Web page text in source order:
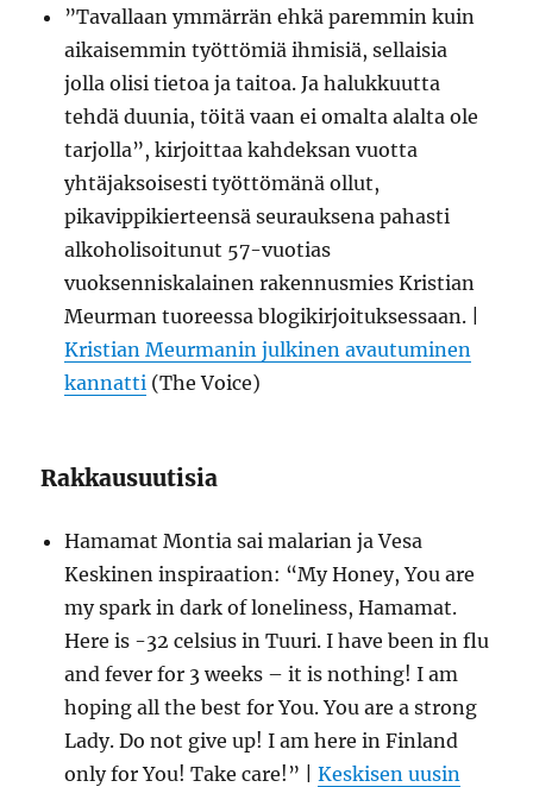
”Tavallaan ymmärrän ehkä paremmin kuin
aikaisemmin työttömiä ihmisiä, sellaisia
jolla olisi tietoa ja taitoa. Ja halukkuutta
tehdä duunia, töitä vaan ei omalta alalta ole
tarjolla”, kirjoittaa kahdeksan vuotta
yhtäjaksoisesti työttömänä ollut,
pikavippikierteensä seurauksena pahasti
alkoholisoitunut 57-vuotias
vuoksenniskalainen rakennusmies Kristian
Meurman tuoreessa blogikirjoituksessaan. |
Kristian Meurmanin julkinen avautuminen
kannatti (The Voice)
Rakkausuutisia
Hamamat Montia sai malarian ja Vesa
Keskinen inspiraation: “My Honey, You are
my spark in dark of loneliness, Hamamat.
Here is -32 celsius in Tuuri. I have been in flu
and fever for 3 weeks – it is nothing! I am
hoping all the best for You. You are a strong
Lady. Do not give up! I am here in Finland
only for You! Take care!” |Keskisen uusin